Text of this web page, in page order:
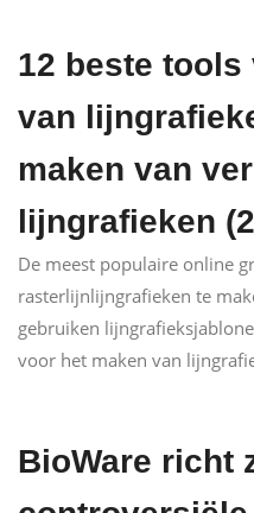
12 beste tools
van
maken van
lijngrafieken
De meest populaire online
rasterlijnlijngrafieken te
gebruiken
voor het maken van
BioWare richt